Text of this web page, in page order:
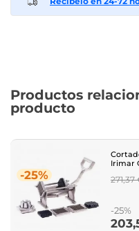
Productos
producto
-25%
Irimar
271,37
-25%
Price